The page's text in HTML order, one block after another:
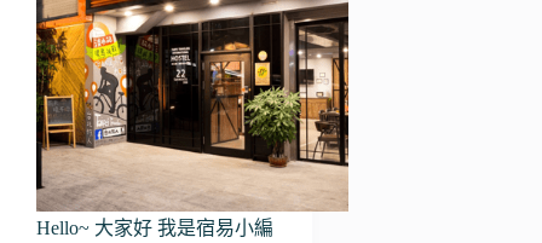
Hello~ 大家好 我是宿易小編